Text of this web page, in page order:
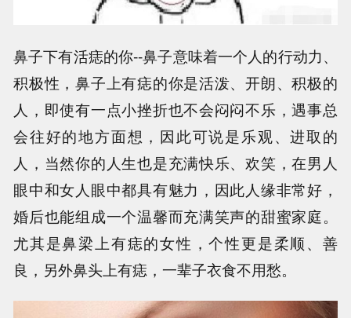
鼻子下有活痣的你--鼻子意味着一个人的行动力、
积极性，鼻子上有痣的你是活泼、开朗、积极的
人，即使有一点小挫折也不会闷闷不乐，遇事总
会往好的地方面想，因此可说是乐观、进取的
人，当然你的人生也是充满快乐、欢笑，在男人
眼中和女人眼中都具有魅力，因此人缘非常好，
婚后也能组成一个温馨而充满笑声的甜蜜家庭。
尤其是鼻梁上有痣的女性，个性更是柔顺、善
良，另外鼻头上有痣，一辈子衣食不用愁。